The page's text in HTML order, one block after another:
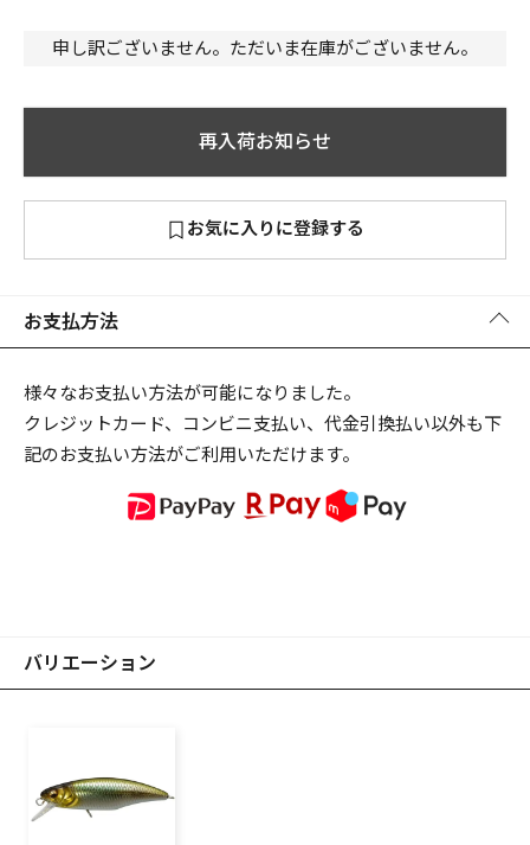
2026NEW PRODUCTS
新作
リセット この内容で検索する
申し訳ございません。ただいま在庫がございません。
再入荷お知らせ
お気に入りに登録する
お支払方法
様々なお支払い方法が可能になりました。
クレジットカード、コンビニ支払い、代金引換払い以外も下
記のお支払い方法がご利用いただけます。
バリエーション